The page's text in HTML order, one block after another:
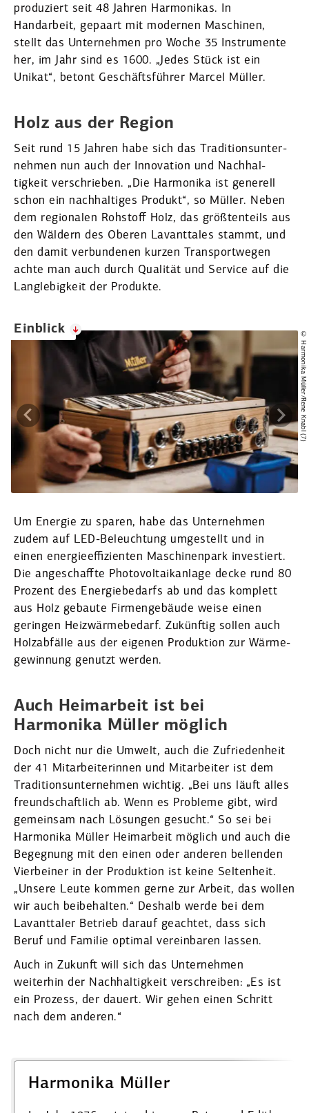
produ­ziert seit 48 Jahren Harmo­nikas. In
Handarbeit, gepaart mit modernen Maschinen,
stellt das Unter­nehmen pro Woche 35 Instru­mente
her, im Jahr sind es 1600. „Jedes Stück ist ein
Unikat“, betont Geschäfts­führer Marcel Müller.
Holz aus der Region
Seit rund 15 Jahren habe sich das Tradi­ti­ons­un­ter­
nehmen nun auch der Innovation und Nachhal­
tigkeit verschrieben. „Die Harmonika ist generell
schon ein nachhal­tiges Produkt“, so Müller. Neben
dem regio­nalen Rohstoff Holz, das größten­teils aus
den Wäldern des Oberen Lavant­tales stammt, und
den damit verbun­denen kurzen Trans­port­wegen
achte man auch durch Qualität und Service auf die
Langle­bigkeit der Produkte.
Einblick
© Harmonika Müller/Rene Knabl (7)
Um Energie zu sparen, habe das Unter­nehmen
zudem auf LED-Beleuchtung umgestellt und in
einen energie­ef­fi­zi­enten Maschi­nenpark inves­tiert.
Die angeschaffte Photo­vol­ta­ik­anlage decke rund 80
Prozent des Energie­be­darfs ab und das komplett
aus Holz gebaute Firmen­ge­bäude weise einen
geringen Heizwär­me­bedarf. Zukünftig sollen auch
Holzab­fälle aus der eigenen Produktion zur Wärme­
ge­winnung genutzt werden.
Auch Heimarbeit ist bei
Harmonika Müller möglich
Doch nicht nur die Umwelt, auch die Zufrie­denheit
der 41 Mitar­bei­te­rinnen und Mitar­beiter ist dem
Tradi­ti­ons­un­ter­nehmen wichtig. „Bei uns läuft alles
freund­schaftlich ab. Wenn es Probleme gibt, wird
gemeinsam nach Lösungen gesucht.“ So sei bei
Harmonika Müller Heimarbeit möglich und auch die
Begegnung mit den einen oder anderen bellenden
Vierbeiner in der Produktion ist keine Seltenheit.
„Unsere Leute kommen gerne zur Arbeit, das wollen
wir auch beibe­halten.“ Deshalb werde bei dem
Lavant­taler Betrieb darauf geachtet, dass sich
Beruf und Familie optimal verein­baren lassen.
Auch in Zukunft will sich das Unter­nehmen
weiterhin der Nachhal­tigkeit verschreiben: „Es ist
ein Prozess, der dauert. Wir gehen einen Schritt
nach dem anderen.“
Harmonika Müller